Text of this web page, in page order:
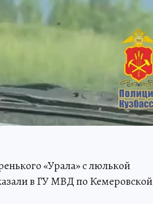
«Урала» с люлькой
в ГУ МВД по Кемеровской